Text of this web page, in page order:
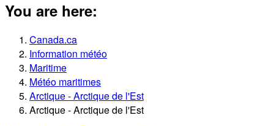
You are here:
Canada.ca
Information météo
Maritime
Météo maritimes
Arctique - Arctique de l'Est
Arctique - Arctique de l'Est